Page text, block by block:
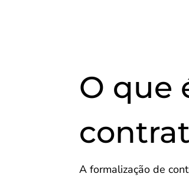
O que
A formalização de